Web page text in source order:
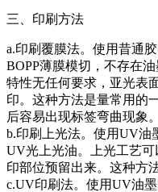
三、印刷方法
a.印刷覆膜法。使用昔通
BOPP薄膜模切，不存在
特性无任何要求，亚光表
印。这种方法是量常用的
后容易出现标签弯曲现象。
b.印刷上光法。使用UV油
UV光上光油。上光工艺
印部位预留出来。这种方
c.UV印刷法。使用UV油